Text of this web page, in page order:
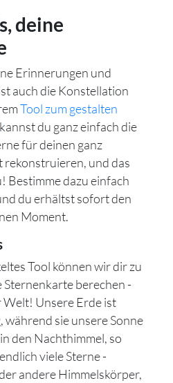
deine
Erinnerungen und
auch die Konstellation
Tool zum gestalten
kannst du ganz einfach die
für deinen ganz
und das
Bestimme dazu einfach
du erhältst sofort den
Moment.
Tool können wir dir zu
berechen -
Welt! Unsere Erde ist
während sie unsere Sonne
den Nachthimmel, so
viele Sterne -
andere Himmelskörper,